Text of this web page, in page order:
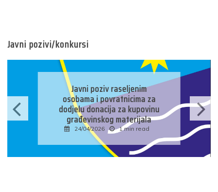
Javni pozivi/konkursi
Javni konkurs za prijavu
kandidata za imenovanje
predsjednika/zamjenika
predsjednika biračkog odbora
u osnovnim izbornim
jedinicama u Bosni i
Hercegovini
16/04/2026 1 min read